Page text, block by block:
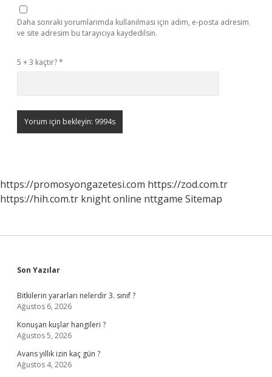
Daha sonraki yorumlarımda kullanılması için adım, e-posta adresim
ve site adresim bu tarayıcıya kaydedilsin.
5 + 3 kaçtır?*
https://promosyongazetesi.com https://zod.com.tr
https://hih.com.tr knight online nttgame Sitemap
Sidebar
Son Yazılar
Bitkilerin yararları nelerdir 3. sınıf ?
Ağustos 6, 2026
Konuşan kuşlar hangileri ?
Ağustos 5, 2026
Avans yıllık izin kaç gün ?
Ağustos 4, 2026